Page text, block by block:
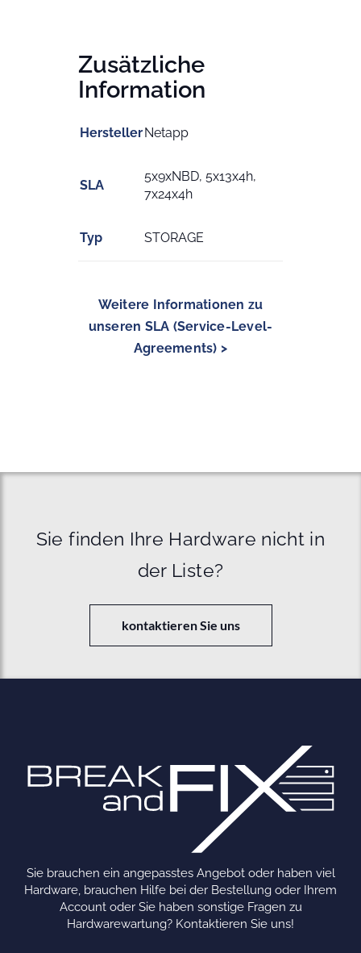
Zusätzliche
Information
HerstellerNetapp
SLA
5x9xNBD, 5x13x4h,
7x24x4h
Typ STORAGE
Weitere Informationen zu
unseren SLA (Service-Level-
Agreements) >
Sie finden Ihre Hardware nicht in
der Liste?
kontaktieren Sie uns
Sie brauchen ein angepasstes Angebot oder haben viel
Hardware, brauchen Hilfe bei der Bestellung oder Ihrem
Account oder Sie haben sonstige Fragen zu
Hardwarewartung? Kontaktieren Sie uns!